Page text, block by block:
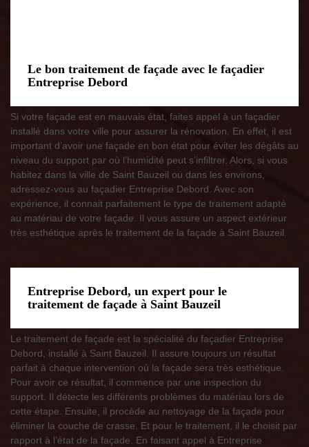
Le bon traitement de façade avec le façadier
Entreprise Debord
Si votre façade est en mauvais état, faites appel à un façadier
installé dans votre ville pour assurer la rénovation. En effet, il est
important d’avoir une façade en bon état pour éviter les dégâts au
niveau du support par où l’humidité peut s’infiltrer. Alors, si vous
habitez dans la ville de Saint Bauzeil ou dans les environs,
adressez-vous au façadier Entreprise Debord. Avec son
expérience, il connait parfaitement le type de traitement adapté
au matériau de votre façade. Il vous assure un aspect extérieur
très esthétique après le traitement de la façade à Saint Bauzeil.
Entreprise Debord, un expert pour le
traitement de façade à Saint Bauzeil
Le traitement de façade est la spécialité du façadier Entreprise
Debord, installé à Saint Bauzeil. Il assure toujours un résultat
parfait à chaque intervention où la façade sera très esthétique.
Pour avoir ce résultat, il commence par une inspection du
support. Il détecte les différents problèmes du matériau lors de
cette étape. Ensuite, il procède au nettoyage de la façade pour
éliminer la couche de crasse. Et pour le traitement, il le choisit par
rapport à l’état de la façade. En faisant appel à Entreprise